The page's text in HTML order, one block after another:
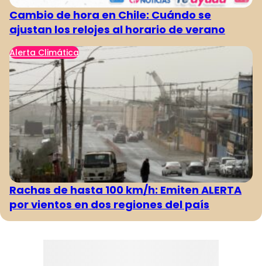
Cambio de hora en Chile: Cuándo se
ajustan los relojes al horario de verano
Alerta Climática
Rachas de hasta 100 km/h: Emiten ALERTA
por vientos en dos regiones del país